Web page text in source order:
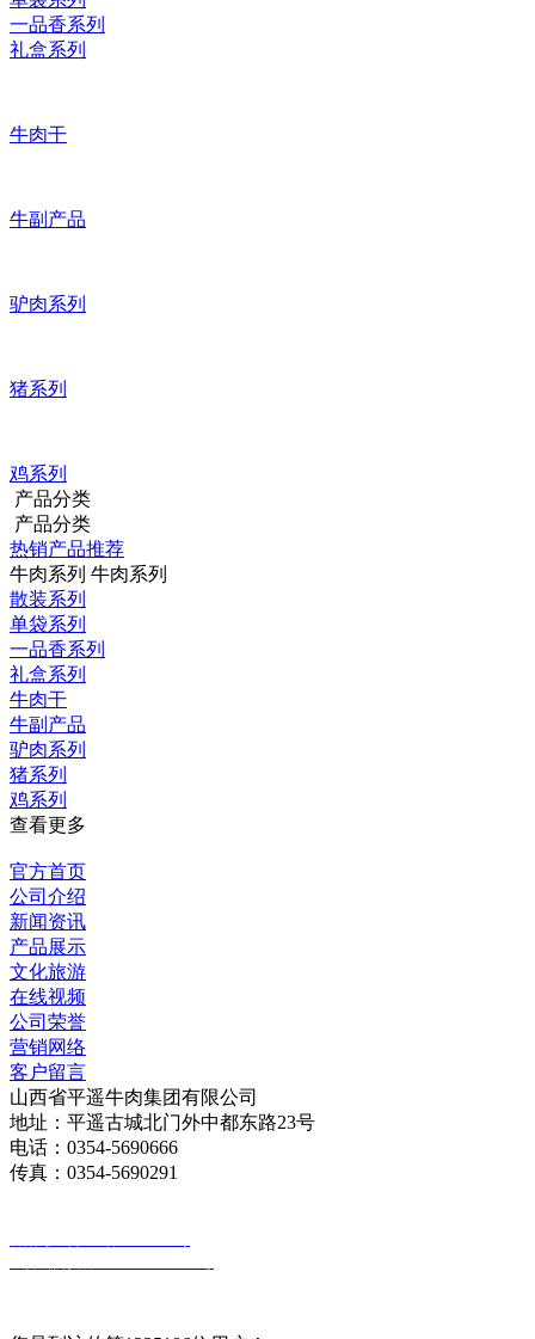
一品香系列
礼盒系列
牛肉干
牛副产品
驴肉系列
猪系列
鸡系列
产品分类
产品分类
热销产品推荐
牛肉系列 牛肉系列
散装系列
单袋系列
一品香系列
礼盒系列
牛肉干
牛副产品
驴肉系列
猪系列
鸡系列
查看更多
官方首页
公司介绍
新闻资讯
产品展示
文化旅游
在线视频
公司荣誉
营销网络
客户留言
山西省平遥牛肉集团有限公司
地址：平遥古城北门外中都东路23号
电话：0354-5690666
传真：0354-5690291